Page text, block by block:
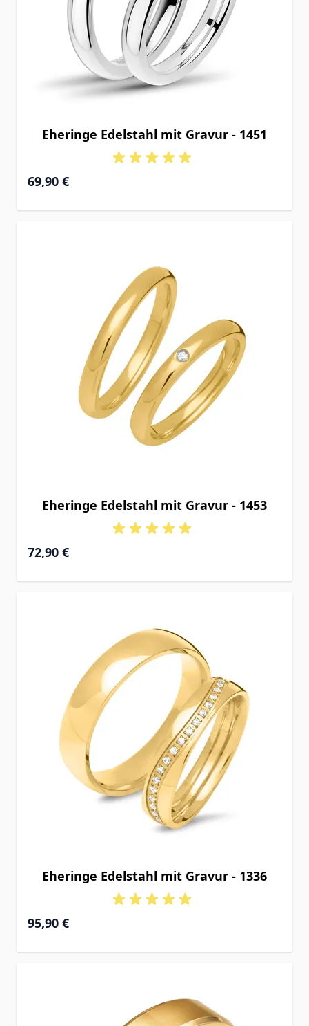
Eheringe Edelstahl mit Gravur - 1451
69,90 €
Eheringe Edelstahl mit Gravur - 1453
72,90 €
Eheringe Edelstahl mit Gravur - 1336
95,90 €